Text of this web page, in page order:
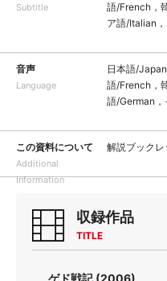
Subtitle
語/French，
ア語/Italian
音声
Language
日本語/
語/French，
語/German
この資料について
Additional
Information
解説ブックレ
収録作品
TITLE
ゲド戦記 (2006)